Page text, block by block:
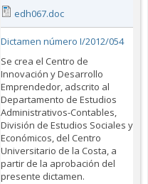
edh067.doc
Dictamen número I/2012/054
Se crea el Centro de
Innovación y Desarrollo
Emprendedor, adscrito al
Departamento de Estudios
Administrativos-Contables,
División de Estudios Sociales y
Económicos, del Centro
Universitario de la Costa, a
partir de la aprobación del
presente dictamen.